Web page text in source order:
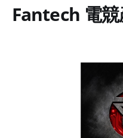
Fantech 電